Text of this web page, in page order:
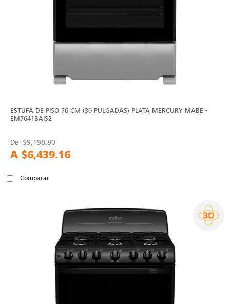
ESTUFA DE PISO 76 CM (30 PULGADAS) PLATA MERCURY MABE -
EM7641BAIS2
De$9,198.80
A $6,439.16
Comparar